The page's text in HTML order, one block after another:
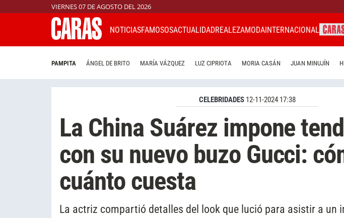
VIERNES 07 DE AGOSTO DEL 2026
NOTICIASFAMOSOSACTUALIDADREALEZAMODAINTERNACIONAL
PAMPITA ÁNGEL DE BRITO MARÍA VÁZQUEZ LUZ CIPRIOTA MORIA CASÁN JUAN MINUJÍN
CELEBRIDADES 12-11-2024 17:38
La China Suárez impone
con su nuevo buzo Gucci:
cuánto cuesta
La actriz compartió detalles del look que lució para asistir a un